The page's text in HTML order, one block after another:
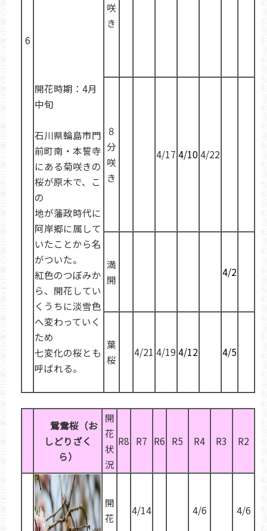
6
開花時期：4月
中旬
石川県輪島市門
前町南・本誓寺
にある菊咲きの
桜が原木で、こ
の
地が藩政時代に
阿岸郷に属して
いたことから名
がついた。
紅色のつぼみか
ら、開花してい
くうちに淡雪色
へ変わっていく
ため
七変化の桜とも
呼ばれる。
咲
き
８
分
咲
き
4/17 4/104/22
満
開
4/2
葉
桜
4/21 4/19 4/12 4/5
鴛鴦桜（お
しどりざく
ら）
開
花
状
況
R8 R7 R6 R5 R4 R3 R2
開
花
4/14 4/6 4/6